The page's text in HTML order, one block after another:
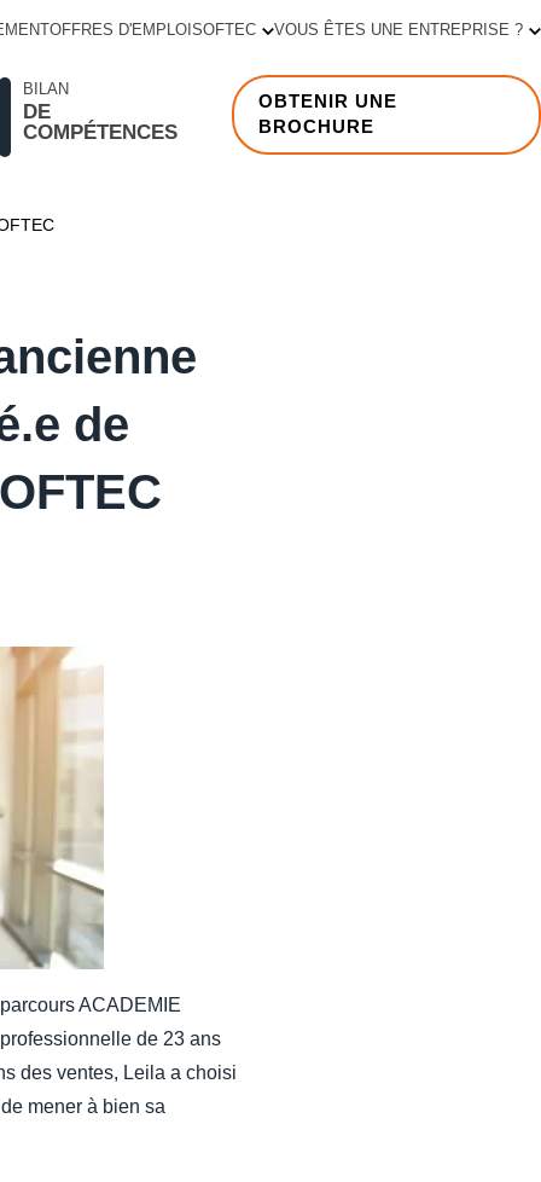
BILAN
DE
COMPÉTENCES
OBTENIR UNE
BROCHURE
OFFRES D'EMPLOI SOFTEC VOUS ÊTES UNE ENTREPRISE ?
de
ACADEMIE
de 23 ans
des ventes, Leila a choisi
mener à bien sa